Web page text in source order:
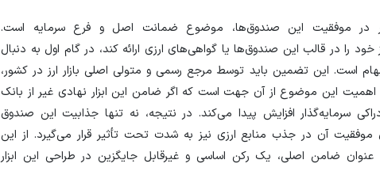
در موفقیت این صندوق‌ها، موضوع ضمانت اصل و فرع سرمایه است.
خود را در قالب این صندوق‌ها یا گواهی‌های ارزی ارائه کند، در گام اول به دنبال
است. این تضمین باید توسط مرجع رسمی و متولی اصلی بازار ارز در کشور،
اهمیت این موضوع از آن جهت است که اگر ضامن این ابزار نهادی غیر از بانک
سرمایه‌گذار افزایش پیدا می‌کند. در نتیجه، نه تنها جذابیت این صندوق
موفقیت آن در جذب منابع ارزی نیز به شدت تحت تأثیر قرار می‌گیرد. از این
ضامن اصلی، یک رکن اساسی و غیرقابل جایگزین در طراحی این ابزار